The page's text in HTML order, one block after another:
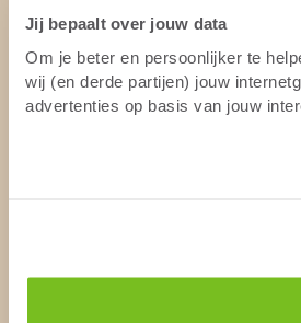
Jij bepaalt over jouw data
Om je beter en persoonlijker te
wij (en derde partijen) jouw
advertenties op basis van jouw